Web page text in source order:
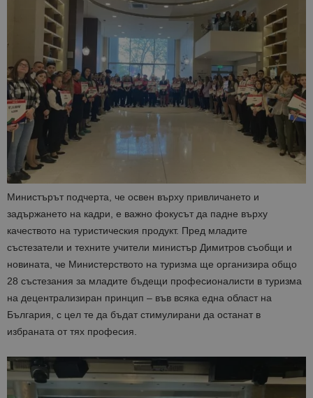
Министърът подчерта, че освен върху привличането и
задържането на кадри, е важно фокусът да падне върху
качеството на туристическия продукт. Пред младите
състезатели и техните учители министър Димитров съобщи и
новината, че Министерството на туризма ще организира общо
28 състезания за младите бъдещи професионалисти в туризма
на децентрализиран принцип – във всяка една област на
България, с цел те да бъдат стимулирани да останат в
избраната от тях професия.